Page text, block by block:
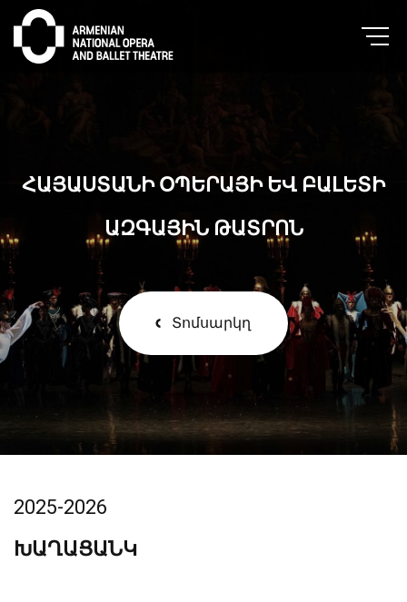
ՀԱՅԱՍՏԱՆԻ ՕՊԵՐԱՅԻ ԵՎ ԲԱԼԵՏԻ
ԱԶԳԱՅԻՆ ԹԱՏՐՈՆ
Տոմսարկղ
2025-2026
ԽԱՂԱՑԱՆԿ